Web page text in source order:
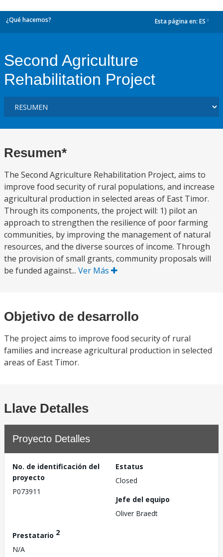
¿Qué hacemos? Esta página en: ES
Second Agriculture
Rehabilitation Project
Resumen*
The Second Agriculture Rehabilitation Project, aims to
improve food security of rural populations, and increase
agricultural production in selected areas of East Timor.
Through its components, the project will: 1) pilot an
approach to strengthen the resilience of poor farming
communities, by improving the management of natural
resources, and the diverse sources of income. Through
the provision of small grants, community proposals will
be funded against... Ver Más
Objetivo de desarrollo
The project aims to improve food security of rural
families and increase agricultural production in selected
areas of East Timor.
Llave Detalles
Proyecto Detalles
No. de identificación del
proyecto
P073911
Estatus
Closed
Jefe del equipo
Oliver Braedt
Prestatario 2
N/A